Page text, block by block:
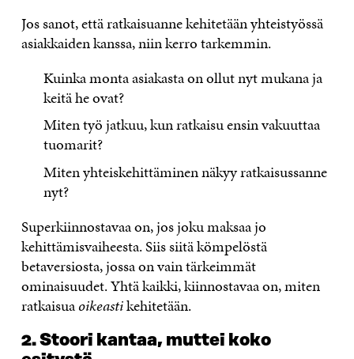
Jos sanot, että ratkaisuanne kehitetään yhteistyössä
asiakkaiden kanssa, niin kerro tarkemmin.
Kuinka monta asiakasta on ollut nyt mukana ja
keitä he ovat?
Miten työ jatkuu, kun ratkaisu ensin vakuuttaa
tuomarit?
Miten yhteiskehittäminen näkyy ratkaisussanne
nyt?
Superkiinnostavaa on, jos joku maksaa jo
kehittämisvaiheesta. Siis siitä kömpelöstä
betaversiosta, jossa on vain tärkeimmät
ominaisuudet. Yhtä kaikki, kiinnostavaa on, miten
ratkaisuaoikeastikehitetään.
2. Stoori kantaa, muttei koko